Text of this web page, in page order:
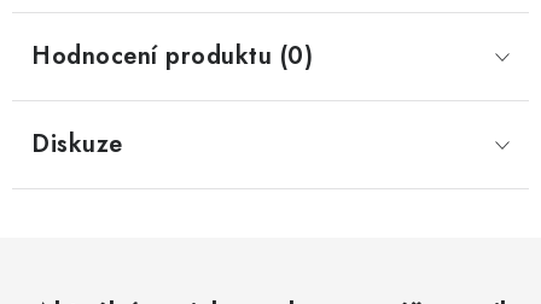
Hodnocení produktu (0)
Diskuze